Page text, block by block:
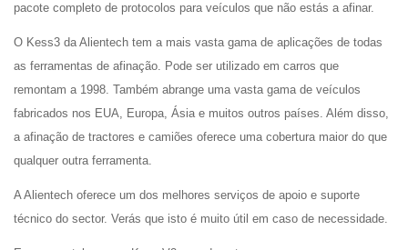
pacote completo de protocolos para veículos que não estás a afinar.
O Kess3 da Alientech tem a mais vasta gama de aplicações de todas
as ferramentas de afinação. Pode ser utilizado em carros que
remontam a 1998. Também abrange uma vasta gama de veículos
fabricados nos EUA, Europa, Ásia e muitos outros países. Além disso,
a afinação de tractores e camiões oferece uma cobertura maior do que
qualquer outra ferramenta.
A Alientech oferece um dos melhores serviços de apoio e suporte
técnico do sector. Verás que isto é muito útil em caso de necessidade.